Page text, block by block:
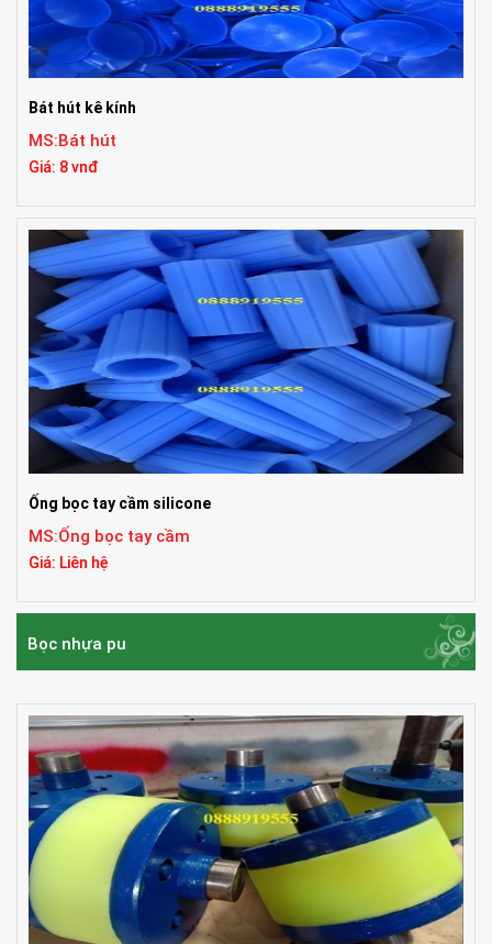
Bát hút kê kính
MS:Bát hút
Giá: 8 vnđ
Ống bọc tay cầm silicone
MS:Ống bọc tay cầm
Giá: Liên hệ
Bọc nhựa pu